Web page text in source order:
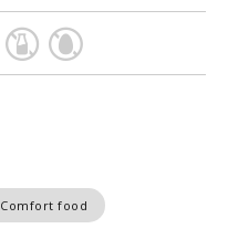
Comfort food